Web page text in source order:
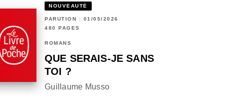
NOUVEAUTÉ
PARUTION : 01/05/2026
480 PAGES
ROMANS
QUE SERAIS-JE SANS
TOI ?
Guillaume Musso